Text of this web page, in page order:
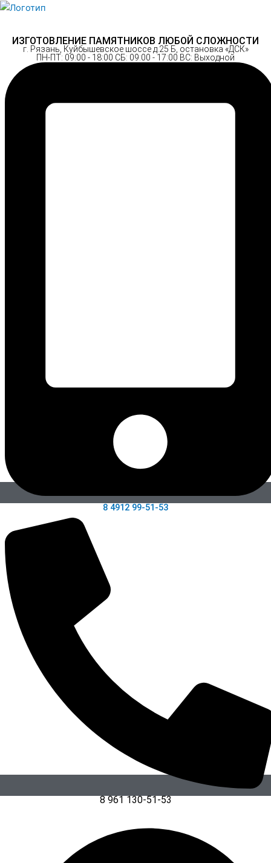
Перейти
содержимому
ИЗГОТОВЛЕНИЕ ПАМЯТНИКОВ ЛЮБОЙ СЛОЖНОСТИ
г. Рязань, Куйбышевское шоссе д.25 Б, остановка «ДСК»
ПН-ПТ: 09:00 - 18:00 СБ: 09:00 - 17:00 ВС: Выходной
8 4912 99-51-53
8 961 130-51-53